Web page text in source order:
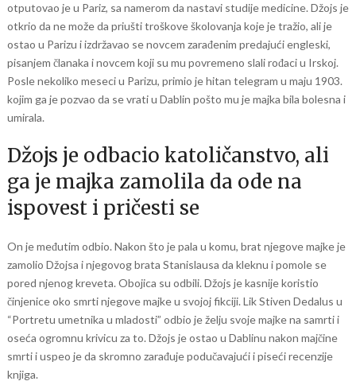
otputovao je u Pariz, sa namerom da nastavi studije medicine. Džojs je
otkrio da ne može da priušti troškove školovanja koje je tražio, ali je
ostao u Parizu i izdržavao se novcem zarađenim predajući engleski,
pisanjem članaka i novcem koji su mu povremeno slali rođaci u Irskoj.
Posle nekoliko meseci u Parizu, primio je hitan telegram u maju 1903.
kojim ga je pozvao da se vrati u Dablin pošto mu je majka bila bolesna i
umirala.
Džojs je odbacio katoličanstvo, ali
ga je majka zamolila da ode na
ispovest i pričesti se
On je međutim odbio. Nakon što je pala u komu, brat njegove majke je
zamolio Džojsa i njegovog brata Stanislausa da kleknu i pomole se
pored njenog kreveta. Obojica su odbili. Džojs je kasnije koristio
činjenice oko smrti njegove majke u svojoj fikciji. Lik Stiven Dedalus u
“Portretu umetnika u mladosti” odbio je želju svoje majke na samrti i
oseća ogromnu krivicu za to. Džojs je ostao u Dablinu nakon majčine
smrti i uspeo je da skromno zarađuje podučavajući i piseći recenzije
knjiga.